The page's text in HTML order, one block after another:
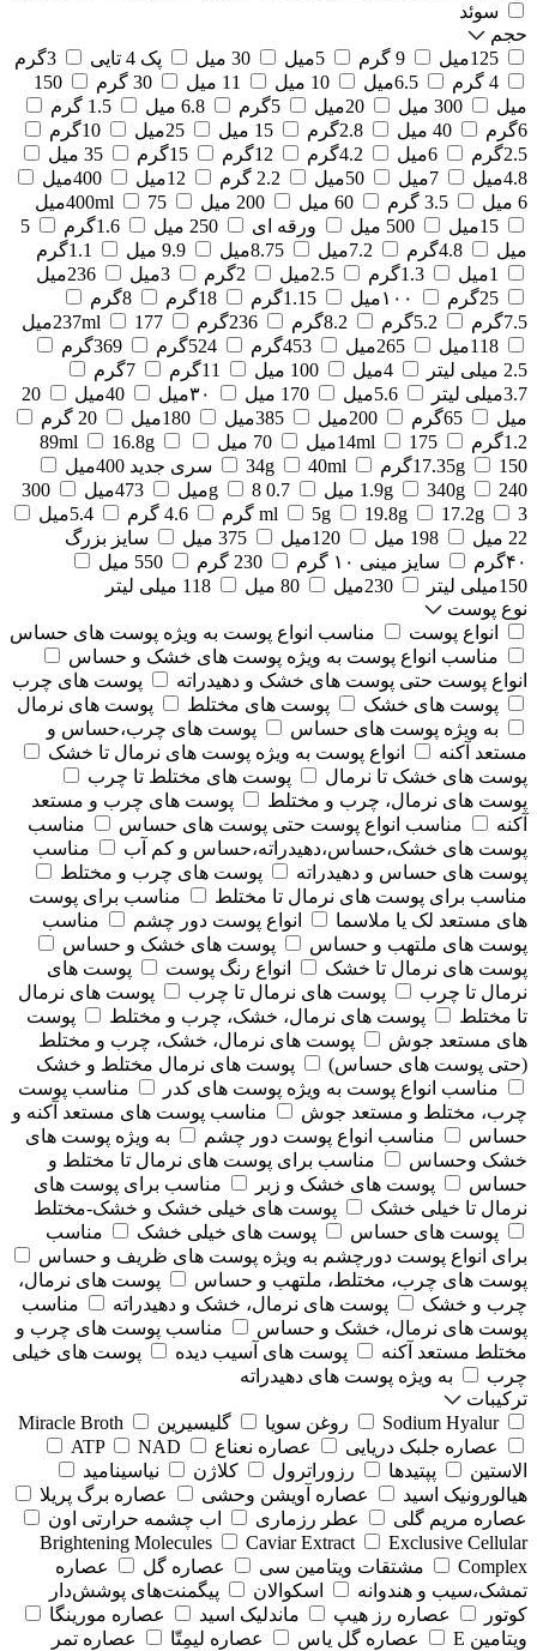
سوئد
حجم
125میل
9 گرم 5میل 30 میل پک 4 تایی
3گرم
4 گرم
6.5میل 10 میل 11 میل 30 گرم
150
میل
300 میل 20میل 5گرم 6.8 میل
1.5 گرم
6گرم
40 میل 2.8گرم 15 میل 25میل
10گرم
2.5گرم
6میل 4.2گرم 12گرم 15گرم
35 میل
4.8میل
7میل 50میل 2.2 گرم 12میل
400میل
6 میل
3.5 گرم 60 میل 200 میل 400ml
75میل
15میل
500 میل ورقه ای 250 میل 1.6گرم
5
میل
4.8گرم 7.2میل 8.75میل 9.9 میل
1.1گرم
1میل
1.3گرم 2.5میل 2گرم 3میل
236میل
25گرم
۱۰۰میل 1.15گرم 18گرم
8گرم
7.5گرم
5.2گرم 8.2گرم 236گرم 237ml
177میل
118میل
265میل 453گرم 524گرم
369گرم
2.5 میلی لیتر
4میل 100 میل 11گرم
7گرم
3.7میلی لیتر
5.6میل 170 میل ۳۰میل 40میل
20
میل
65گرم 200میل 385میل 180میل
20 گرم
1.2گرم
14ml 175میل 70 میل 89ml
16.8g
17.35g
150گرم 34g 40ml
سری جدید 400میل
1.9g
340g 240 میل 0.7 g 8میل 473میل
300
ml
5g 19.8g 17.2g 3 گرم 4.6 گرم
5.4میل
22 میل
198 میل 120میل 375 میل
سایز بزرگ
۴۰گرم
سایز مینی ۱۰ گرم 230 گرم
550 میل
150میلی لیتر
230میل 80 میل
118 میلی لیتر
نوع پوست
انواع پوست
مناسب انواع پوست به ویژه پوست های حساس
مناسب انواع پوست به ویژه پوست های خشک و حساس
انواع پوست حتی پوست های خشک و دهیدراته
پوست های چرب
پوست های خشک
پوست های مختلط
پوست های نرمال
به ویژه پوست های حساس
پوست های چرب،حساس و
مستعد آکنه
انواع پوست به ویژه پوست های نرمال تا خشک
پوست های خشک تا نرمال
پوست های مختلط تا چرب
پوست های نرمال، چرب و مختلط
پوست های چرب و مستعد
آکنه
مناسب انواع پوست حتی پوست های حساس
مناسب
پوست های خشک،حساس،دهیدراته،حساس و کم آب
مناسب
پوست های حساس و دهیدراته
پوست های چرب و مختلط
مناسب برای پوست های نرمال تا مختلط
مناسب برای پوست
های مستعد لک یا ملاسما
انواع پوست دور چشم
مناسب
پوست های ملتهب و حساس
پوست های خشک و حساس
پوست های نرمال تا خشک
انواع رنگ پوست
پوست های
نرمال تا چرب
پوست های نرمال تا چرب
پوست های نرمال
تا مختلط
پوست های نرمال، خشک، چرب و مختلط
پوست
های مستعد جوش
پوست های نرمال، خشک، چرب و مختلط
(حتی پوست های حساس)
پوست های نرمال مختلط و خشک
مناسب انواع پوست به ویژه پوست های کدر
مناسب پوست
چرب، مختلط و مستعد جوش
مناسب پوست های مستعد آکنه و
حساس
مناسب انواع پوست دور چشم
به ویژه پوست های
خشک وحساس
مناسب برای پوست های نرمال تا مختلط و
حساس
پوست های خشک و زبر
مناسب برای پوست های
نرمال تا خیلی خشک
پوست های خیلی خشک و خشک-مختلط
پوست های حساس
پوست های خیلی خشک
مناسب
برای انواع پوست دورچشم به ویژه پوست های ظریف و حساس
پوست های چرب، مختلط، ملتهب و حساس
پوست های نرمال،
چرب و خشک
پوست های نرمال، خشک و دهیدراته
مناسب
پوست های نرمال، خشک و حساس
مناسب پوست های چرب و
مختلط مستعد آکنه
پوست های آسیب دیده
پوست های خیلی
چرب
به ویژه پوست های دهیدراته
ترکیبات
Sodium Hyalur
روغن سویا گلیسیرین
Miracle Broth
عصاره جلبک دریایی
عصاره نعناع ATP
NAD
الاستین
پپتیدها رزوراترول کلاژن
⁠نیاسینامید
هیالورونیک اسید
عصاره آویشن وحشی
عصاره برگ پریلا
عصاره مریم گلی
عطر رزماری
اب چشمه حرارتی اون
Brightening Molecules
Caviar Extract
Exclusive Cellular
Complex
مشتقات ویتامین سی عصاره گل
عصاره
تمشک،سیب و هندوانه
اسکوالان
پیگمنت‌های پوشش‌دار
کوتور
عصاره رز هیپ ماندلیک اسید
عصاره مورینگا
ویتامین E
عصاره گل یاس عصاره لیمِتّا
عصاره تمر